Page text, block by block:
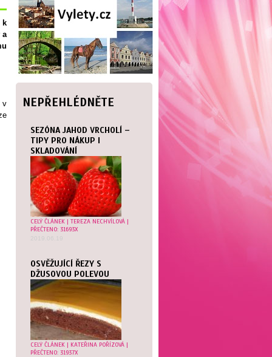
NEPŘEHLÉDNĚTE
SEZÓNA JAHOD VRCHOLÍ –
TIPY PRO NÁKUP I
SKLADOVÁNÍ
CELÝ ČLÁNEK | TEREZA NECHVÍLOVÁ |
PŘEČTENO: 31693X
2019.06.19
OSVĚŽUJÍCÍ ŘEZY S
DŽUSOVOU POLEVOU
CELÝ ČLÁNEK | KATEŘINA POŘÍZOVÁ |
PŘEČTENO: 31937X
k
a
v